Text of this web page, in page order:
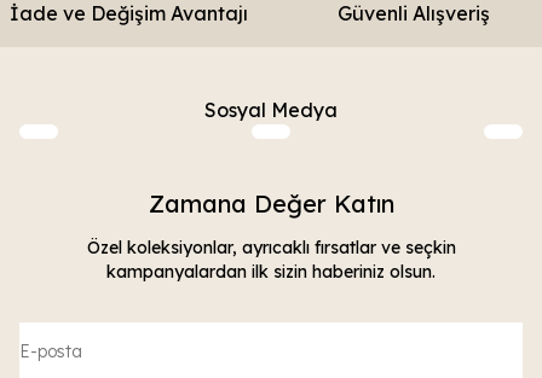
İade ve Değişim Avantajı Güvenli Alışveriş
Sosyal Medya
Zamana Değer Katın
Özel koleksiyonlar, ayrıcaklı fırsatlar ve seçkin
kampanyalardan ilk sizin haberiniz olsun.